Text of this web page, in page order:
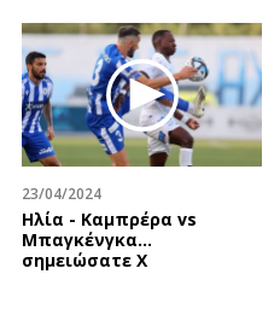
23/04/2024
Ηλία - Καμπρέρα vs
Μπαγκένγκα...
σημειώσατε Χ